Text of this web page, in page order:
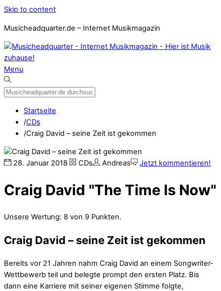
Skip to content
Musicheadquarter.de – Internet Musikmagazin
Menu
Startseite
/CDs
/Craig David – seine Zeit ist gekommen
28. Januar 2018 CDs Andreas Jetzt kommentieren!
Craig David "The Time Is Now"
Unsere Wertung: 8 von 9 Punkten.
Craig David – seine Zeit ist gekommen
Bereits vor 21 Jahren nahm Craig David an einem Songwriter-
Wettbewerb teil und belegte prompt den ersten Platz. Bis
dann eine Karriere mit seiner eigenen Stimme folgte,